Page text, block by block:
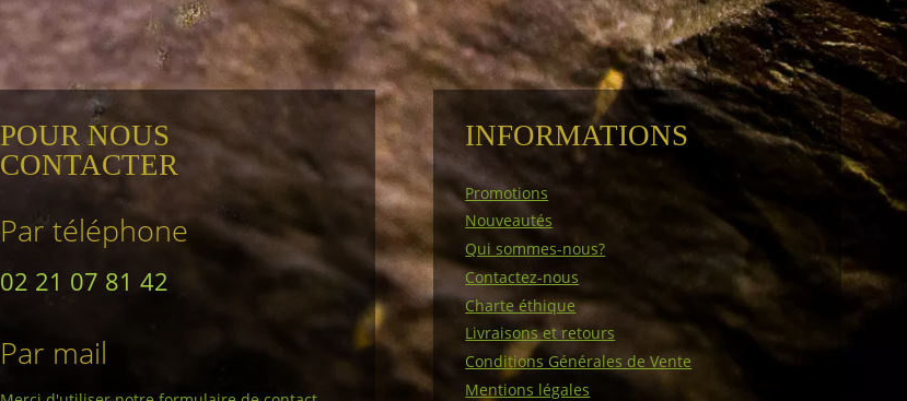
POUR NOUS
CONTACTER
Par téléphone
02 21 07 81 42
Par mail
INFORMATIONS
Promotions
Nouveautés
Qui sommes-nous?
Contactez-nous
Charte éthique
Livraisons et retours
Conditions Générales de Vente
Mentions légales